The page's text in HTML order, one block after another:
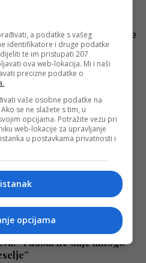
na svom terenu pretrpjela
poraz od Pardubice
2026
jedno od najvećih
Bosne i
u Češkoj, gdje je u
izboru dnevnog lista…
“Fudbal ne daje mnogo
a podatke s vašeg
identifikatore i druge podatke
te im pristupati 207
ova web-lokacija. Mi i naši
precizne podatke o
vaše osobne podatke na
se ne slažete s tim, u
opcijama. Potražite vezu pri
web-lokacije za upravljanje
u postavkama privatnosti i
opcijama